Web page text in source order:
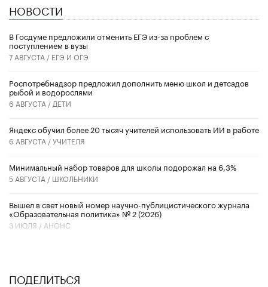
НОВОСТИ
В Госдуме предложили отменить ЕГЭ из-за проблем с
поступлением в вузы
7 АВГУСТА / ЕГЭ И ОГЭ
Роспотребнадзор предложил дополнить меню школ и детсадов
рыбой и водорослями
6 АВГУСТА / ДЕТИ
​Яндекс обучил более 20 тысяч учителей использовать ИИ в работе
6 АВГУСТА /УЧИТЕЛЯ
Минимальный набор товаров для школы подорожал на 6,3%
5 АВГУСТА / ШКОЛЬНИКИ
Вышел в свет новый номер научно-публицистического журнала
«Образовательная политика» № 2 (2026)
3 ИЮЛЯ / АНОНС
ПОДЕЛИТЬСЯ